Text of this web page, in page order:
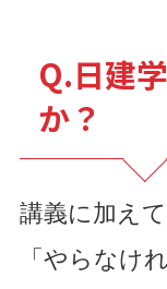
Q.日建
か？
講義に加え
「やらなけ